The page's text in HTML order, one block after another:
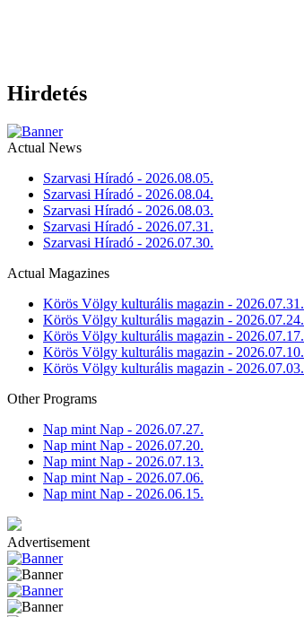
Hirdetés
Actual News
Szarvasi Híradó - 2026.08.05.
Szarvasi Híradó - 2026.08.04.
Szarvasi Híradó - 2026.08.03.
Szarvasi Híradó - 2026.07.31.
Szarvasi Híradó - 2026.07.30.
Actual Magazines
Körös Völgy kulturális magazin - 2026.07.31.
Körös Völgy kulturális magazin - 2026.07.24.
Körös Völgy kulturális magazin - 2026.07.17.
Körös Völgy kulturális magazin - 2026.07.10.
Körös Völgy kulturális magazin - 2026.07.03.
Other Programs
Nap mint Nap - 2026.07.27.
Nap mint Nap - 2026.07.20.
Nap mint Nap - 2026.07.13.
Nap mint Nap - 2026.07.06.
Nap mint Nap - 2026.06.15.
Advertisement